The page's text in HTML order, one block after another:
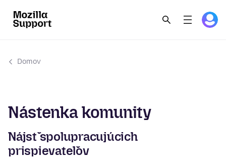
Domov
Nástenka komunity
Nájsť spolupracujúcich
prispievateľov